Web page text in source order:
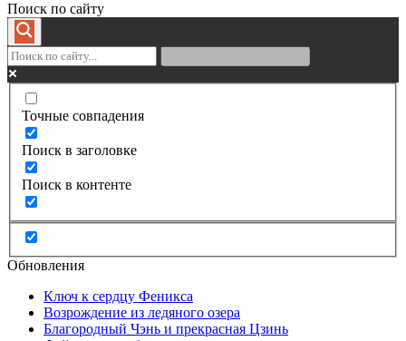
Поиск по сайту
Точные совпадения
Поиск в заголовке
Поиск в контенте
Обновления
Ключ к сердцу Феникса
Возрождение из ледяного озера
Благородный Чэнь и прекрасная Цзинь